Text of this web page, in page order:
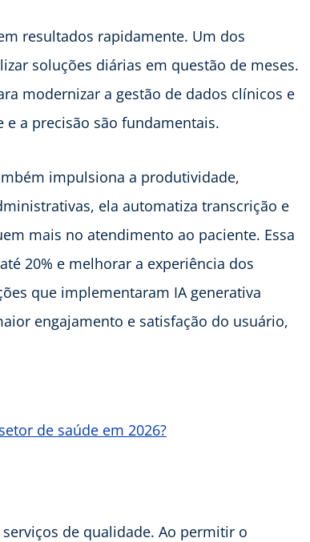
resultados rapidamente. Um dos
soluções diárias em questão de meses.
modernizar a gestão de dados clínicos e
a precisão são fundamentais.
impulsiona a produtividade,
ela automatiza transcrição e
mais no atendimento ao paciente. Essa
20% e melhorar a experiência dos
que implementaram IA generativa
engajamento e satisfação do usuário,
de saúde em 2026?
de qualidade. Ao permitir o